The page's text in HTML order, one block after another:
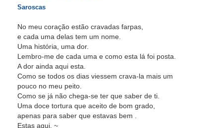
Saroscas
No meu coração estão cravadas farpas,
e cada uma delas tem um nome.
Uma história, uma dor.
Lembro-me de cada uma e como esta lá foi posta.
A dor ainda aqui esta.
Como se todos os dias viessem crava-la mais um
pouco no meu peito.
Como se já não chega-se ter que saber de ti.
Uma doce tortura que aceito de bom grado,
apenas para saber que estavas bem .
Estas aqui. ~